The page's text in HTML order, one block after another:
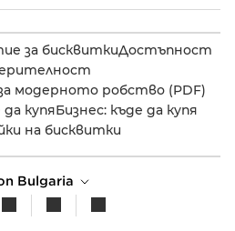
за бисквиткиДостъпност
модерното робство (PDF)
купяБизнес: къде да купя
на бисквитки
Bulgaria